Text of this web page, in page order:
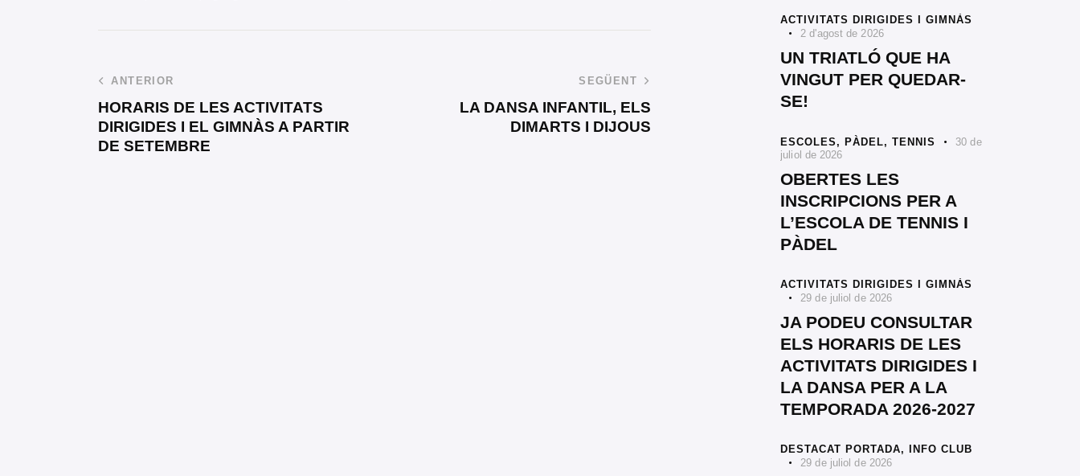
ANTERIOR
HORARIS DE LES ACTIVITATS
DIRIGIDES I EL GIMNÀS A PARTIR
DE SETEMBRE
SEGÜENT
LA DANSA INFANTIL, ELS
DIMARTS I DIJOUS
ACTIVITATS DIRIGIDES I GIMNÀS
2 d'agost de 2026
UN TRIATLÓ QUE HA
VINGUT PER QUEDAR-
SE!
ESCOLES, PÀDEL,TENNIS
30 de
juliol de 2026
OBERTES LES
INSCRIPCIONS PER A
L’ESCOLA DE TENNIS I
PÀDEL
ACTIVITATS DIRIGIDES I GIMNÀS
29 de juliol de 2026
JA PODEU CONSULTAR
ELS HORARIS DE LES
ACTIVITATS DIRIGIDES I
LA DANSA PER A LA
TEMPORADA 2026-2027
DESTACAT PORTADA,
INFO CLUB
29 de juliol de 2026